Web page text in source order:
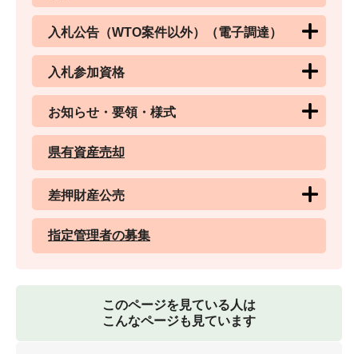
入札公告（WTO案件以外）（電子調達）
入札参加資格
お知らせ・要領・様式
県有資産売却
差押財産公売
指定管理者の募集
このページを見ている人は
こんなページも見ています